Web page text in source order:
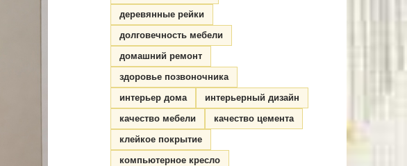
деревянные рейки
долговечность мебели
домашний ремонт
здоровье позвоночника
интерьер дома
интерьерный дизайн
качество мебели
качество цемента
клейкое покрытие
компьютерное кресло